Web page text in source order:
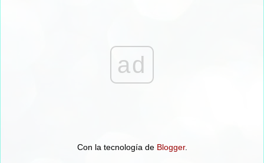
ad
Con la tecnología de Blogger.